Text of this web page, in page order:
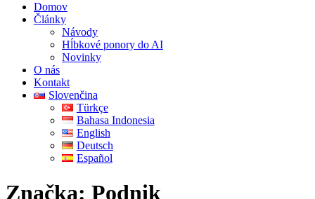
Domov
Články
Návody
Hĺbkové ponory do AI
Novinky
O nás
Kontakt
Slovenčina
Türkçe
Bahasa Indonesia
English
Deutsch
Español
Značka: Podnik